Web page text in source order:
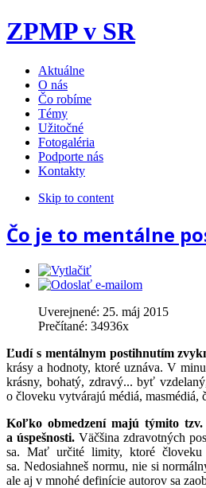
ZPMP v SR
Aktuálne
O nás
Čo robíme
Témy
Užitočné
Fotogaléria
Podporte nás
Kontakty
Skip to content
Čo je to mentálne
Uverejnené: 25. máj 2015
Prečítané: 34936x
Ľudí s mentálnym postihnutím
krásy a hodnoty, ktoré uznáva. V
krásny, bohatý, zdravý... byť
o človeku vytvárajú médiá, masmédiá,
Koľko obmedzení majú týmito
a úspešnosti. Väčšina zdravotných
sa. Mať určité limity, ktoré človeku
sa. Nedosiahneš normu, nie si
ale aj v mnohé definície autorov sa